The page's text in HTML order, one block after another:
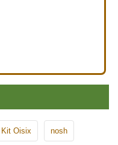
Kit Oisix nosh